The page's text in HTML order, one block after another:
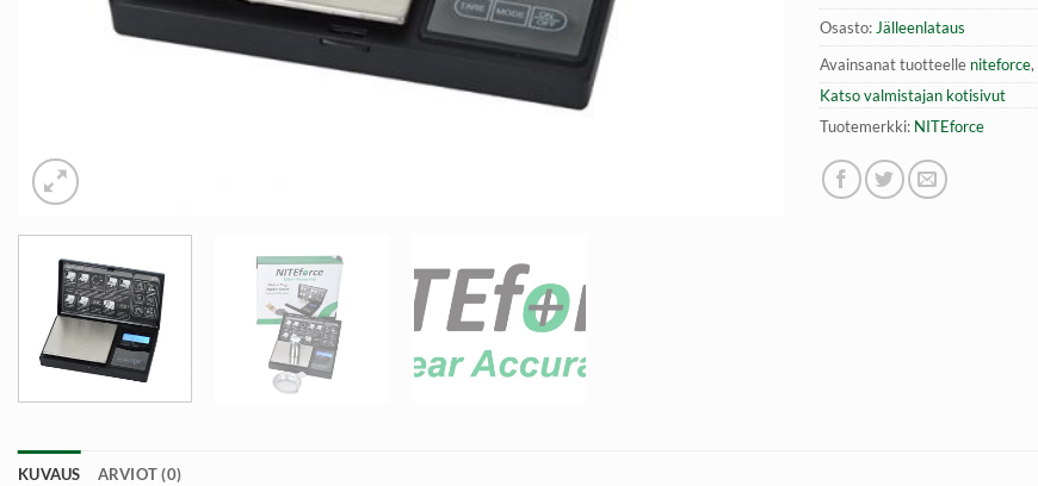
Osasto:Jälleenlataus
Avainsanat tuotteelle niteforce,
Katso valmistajan kotisivut
Tuotemerkki: NITEforce
KUVAUS ARVIOT (0)